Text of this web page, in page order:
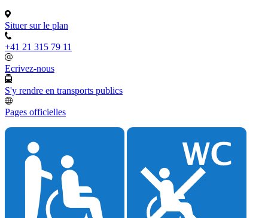
Situer sur le plan
+41 21 315 79 11
Ecrivez-nous
S'y rendre en transports publics
Pages officielles